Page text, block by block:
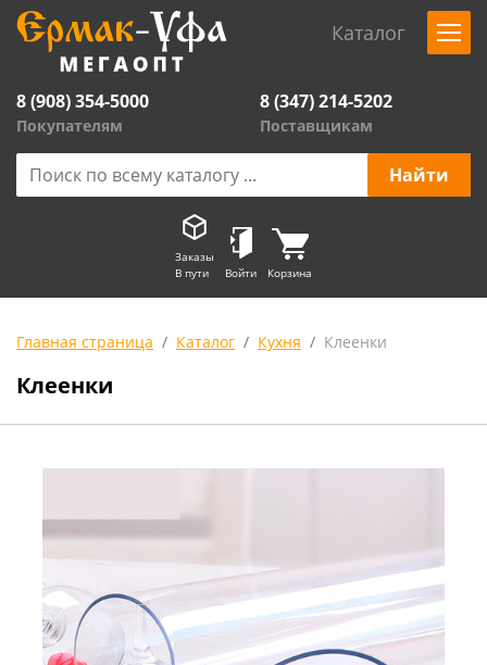
Каталог
8 (908) 354-5000
Покупателям
8 (347) 214-5202
Поставщикам
Заказы
В пути
Войти Корзина
Главная страница Каталог Кухня Клеенки
Клеенки